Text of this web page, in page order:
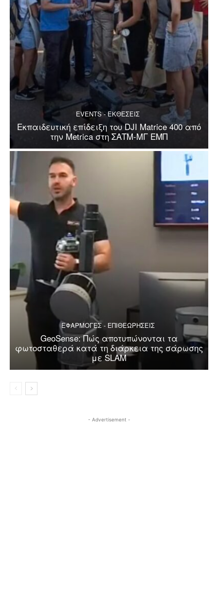
EVENTS - ΕΚΘΕΣΕΙΣ
Εκπαιδευτική επίδειξη του DJI Matrice 400 από
την Metrica στη ΣΑΤΜ-ΜΓ ΕΜΠ
ΕΦΑΡΜΟΓΕΣ - ΕΠΙΘΕΩΡΗΣΕΙΣ
GeoSense: Πώς αποτυπώνονται τα
φωτοσταθερά κατά τη διάρκεια της σάρωσης
με SLAM
- Advertisement -